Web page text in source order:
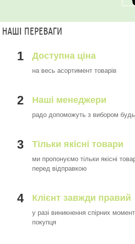
НАШІ ПЕРЕВАГИ
1 Доступна ціна
на весь асортимент товарів
2 Наші менеджери
радо допоможуть з вибором
3 Тільки якісні товари
ми пропонуємо тільки якісні
перед відправкою
4 Клієнт завжди правий
у разі виникнення спірних
покупця